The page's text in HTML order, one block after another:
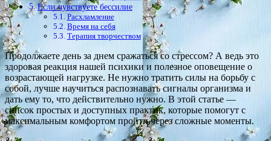
Если чувствуете бессилие
Расхламление
Время на себя
Терапия творчеством
Продолжаете день за днем сражаться со стрессом? А ведь это
здоровая реакция нашей психики и полезное оповещение о
возрастающей нагрузке. Не нужно тратить силы на борьбу с
собой, лучше научиться распознавать сигналы организма и
дать ему то, что действительно нужно. В этой статье —
список простых и доступных практик, которые помогут с
максимальным комфортом пройти через сложные моменты.